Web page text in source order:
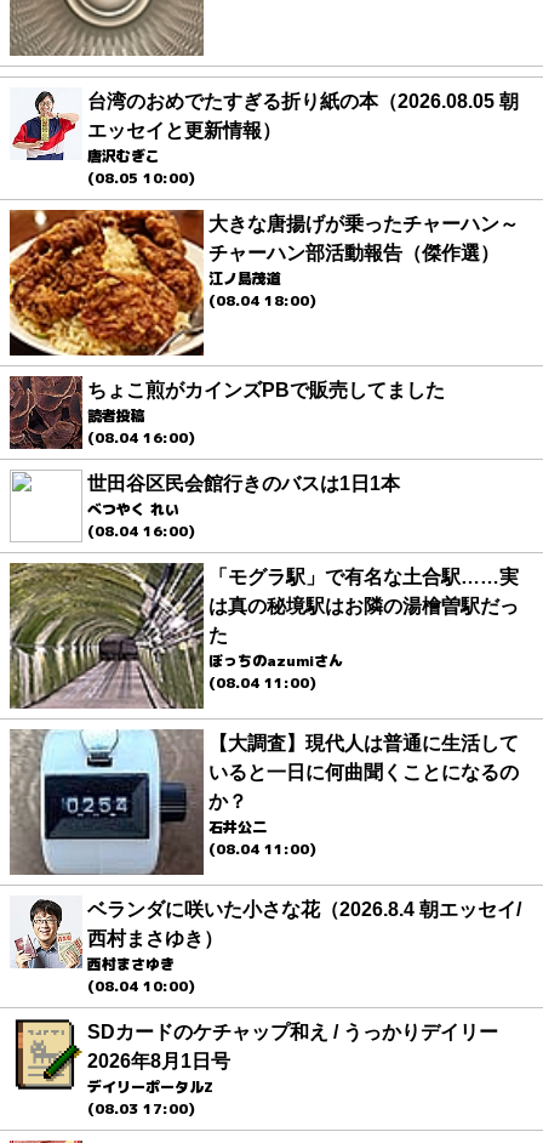
台湾のおめでたすぎる折り紙の本（2026.08.05 朝
エッセイと更新情報）
唐沢むぎこ
(08.05 10:00)
大きな唐揚げが乗ったチャーハン～
チャーハン部活動報告（傑作選）
江ノ島茂道
(08.04 18:00)
ちょこ煎がカインズPBで販売してました
読者投稿
(08.04 16:00)
世田谷区民会館行きのバスは1日1本
べつやく れい
(08.04 16:00)
「モグラ駅」で有名な土合駅……実
は真の秘境駅はお隣の湯檜曽駅だっ
た
ぼっちのazumiさん
(08.04 11:00)
【大調査】現代人は普通に生活して
いると一日に何曲聞くことになるの
か？
石井公二
(08.04 11:00)
ベランダに咲いた小さな花（2026.8.4 朝エッセイ/
西村まさゆき）
西村まさゆき
(08.04 10:00)
SDカードのケチャップ和え / うっかりデイリー
2026年8月1日号
デイリーポータルZ
(08.03 17:00)